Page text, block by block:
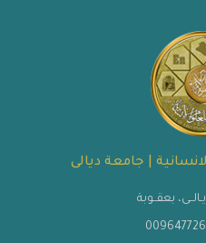
| جامعة ديالى
بعقــوبة